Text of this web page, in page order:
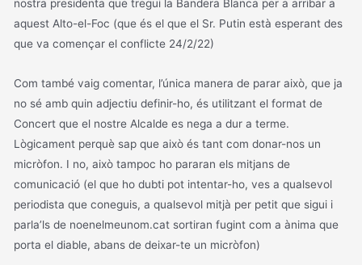
nostra presidenta que tregui la Bandera Blanca per a arribar a
aquest Alto-el-Foc (que és el que el Sr. Putin està esperant des
que va començar el conflicte 24/2/22)
Com també vaig comentar, l’única manera de parar això, que ja
no sé amb quin adjectiu definir-ho, és utilitzant el format de
Concert que el nostre Alcalde es nega a dur a terme.
Lògicament perquè sap que això és tant com donar-nos un
micròfon. I no, això tampoc ho pararan els mitjans de
comunicació (el que ho dubti pot intentar-ho, ves a qualsevol
periodista que coneguis, a qualsevol mitjà per petit que sigui i
parla’ls de noenelmeunom.cat sortiran fugint com a ànima que
porta el diable, abans de deixar-te un micròfon)